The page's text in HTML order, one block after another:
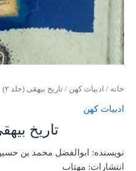
خانه / ادبیات کهن / تاریخ بیهقی (جلد ۲)
ادبیات کهن
تاریخ
نویسنده: ابوالفضل محمد بن
انتشارات: مهتاب